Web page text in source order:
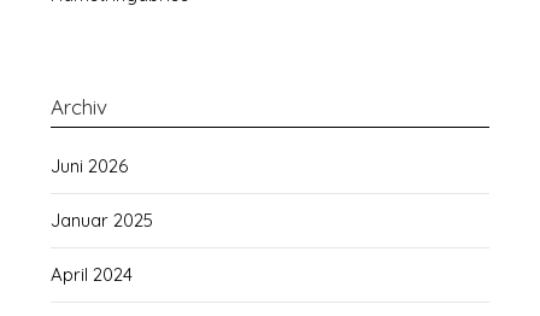
Archiv
Juni 2026
Januar 2025
April 2024